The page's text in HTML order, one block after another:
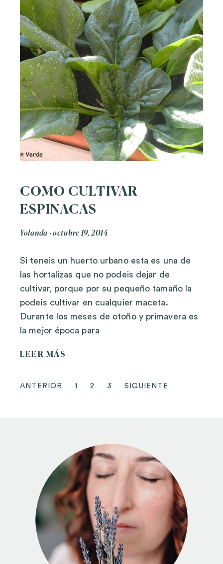
COMO CULTIVAR
ESPINACAS
Yolanda octubre 19, 2014
Si teneis un huerto urbano esta es una de
las hortalizas que no podeis dejar de
cultivar, porque por su pequeño tamaño la
podeis cultivar en cualquier maceta.
Durante los meses de otoño y primavera es
la mejor época para
LEER MÁS
ANTERIOR 1 2 3 SIGUIENTE